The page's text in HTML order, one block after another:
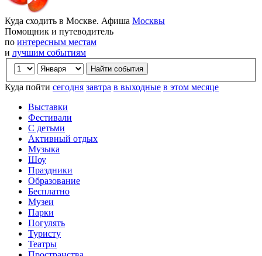
Куда сходить в Москве. Афиша Москвы
Помощник и путеводитель
по интересным местам
и лучшим событиям
Куда пойти сегодня завтра в выходные в этом месяце
Выставки
Фестивали
С детьми
Активный отдых
Музыка
Шоу
Праздники
Образование
Бесплатно
Музеи
Парки
Погулять
Туристу
Театры